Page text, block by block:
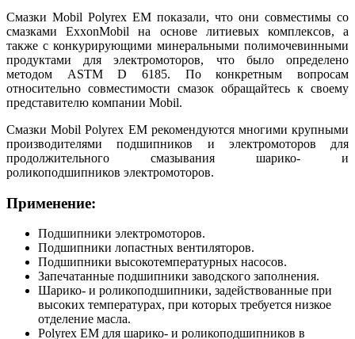
Смазки Mobil Polyrex EM показали, что они совместимы со
смазками ExxonMobil на основе литиевых комплексов, а
также с конкурирующими минеральными полимочевинными
продуктами для электромоторов, что было определено
методом ASTM D 6185. По конкретным вопросам
относительно совместимости смазок обращайтесь к своему
представителю компании Mobil.
Смазки Mobil Polyrex EM рекомендуются многими крупными
производителями подшипников и электромоторов для
продолжительного смазывания шарико- и
роликоподшипников электромоторов.
Применение:
Подшипники электромоторов.
Подшипники лопастных вентиляторов.
Подшипники высокотемпературных насосов.
Запечатанные подшипники заводского заполнения.
Шарико- и роликоподшипники, задействованные при
высоких температурах, при которых требуется низкое
отделение масла.
Polyrex EM для шарико- и роликоподшипников в